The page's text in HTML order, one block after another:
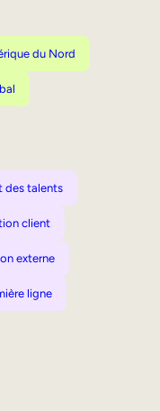
du Nord
des talents
client
externe
ligne